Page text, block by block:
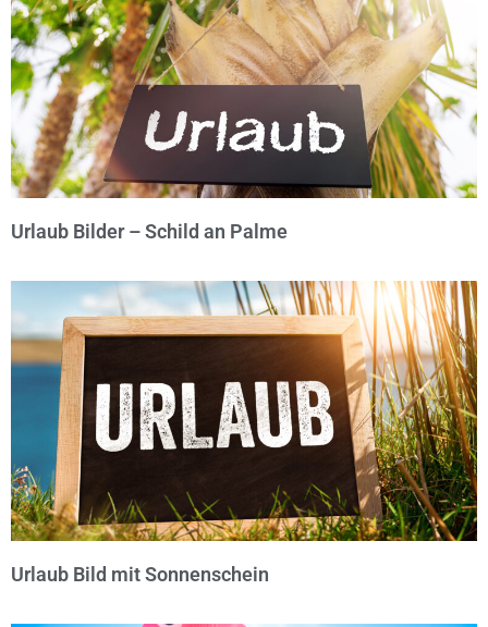
Urlaub Bilder – Schild an Palme
© Michael Bihlmayer
Urlaub Bild mit Sonnenschein